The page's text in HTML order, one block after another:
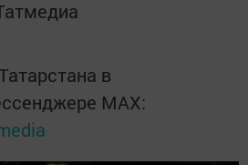
в
MАХ: